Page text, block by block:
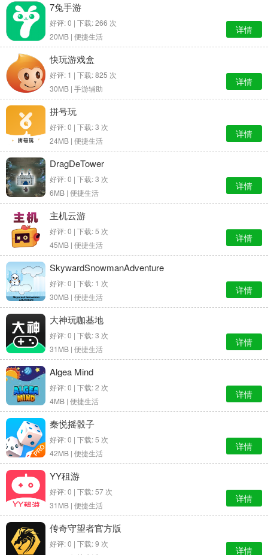
7兔手游
好评: 0 | 下载: 266 次
20MB | 便捷生活
详情
快玩游戏盒
好评: 1 | 下载: 825 次
30MB | 手游辅助
详情
拼号玩
好评: 0 | 下载: 3 次
24MB | 便捷生活
详情
DragDeTower
好评: 0 | 下载: 3 次
6MB | 便捷生活
详情
主机云游
好评: 0 | 下载: 5 次
45MB | 便捷生活
详情
SkywardSnowmanAdventure
好评: 0 | 下载: 1 次
30MB | 便捷生活
详情
大神玩咖基地
好评: 0 | 下载: 3 次
31MB | 便捷生活
详情
Algea Mind
好评: 0 | 下载: 2 次
4MB | 便捷生活
详情
秦悦摇骰子
好评: 0 | 下载: 5 次
42MB | 便捷生活
详情
YY租游
好评: 0 | 下载: 57 次
31MB | 便捷生活
详情
传奇守望者官方版
好评: 0 | 下载: 9 次
详情